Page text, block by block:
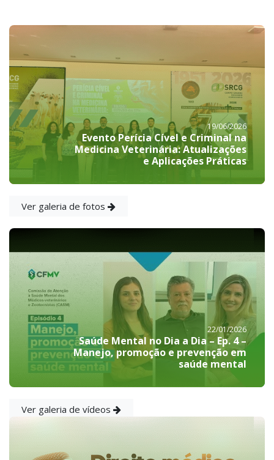
19/06/2026
Evento Perícia Cível e Criminal na
Medicina Veterinária: Atualizações
e Aplicações Práticas
Ver galeria de fotos
22/01/2026
Saúde Mental no Dia a Dia – Ep. 4 –
Manejo, promoção e prevenção em
saúde mental
Ver galeria de vídeos